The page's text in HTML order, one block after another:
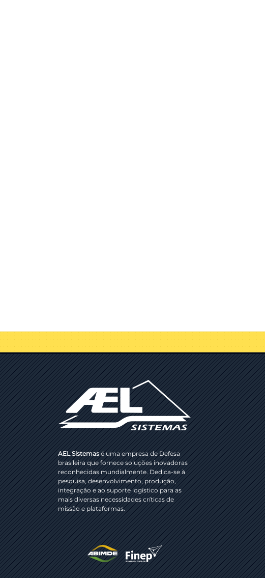
AEL Sistemasé uma empresa de Defesa
brasileira que fornece soluções inovadoras
reconhecidas mundialmente. Dedica-se à
pesquisa, desenvolvimento, produção,
integração e ao suporte logístico para as
mais diversas necessidades críticas de
missão e plataformas.